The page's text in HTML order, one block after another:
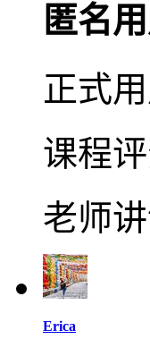
匿名
正式
课程
老师
Erica